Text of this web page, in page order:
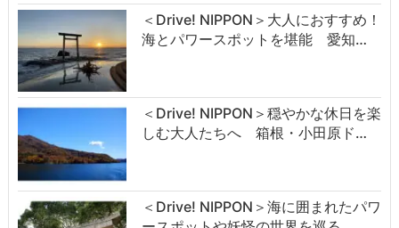
＜Drive! NIPPON＞大人におすすめ！
海とパワースポットを堪能 愛知…
＜Drive! NIPPON＞穏やかな休日を楽
しむ大人たちへ 箱根・小田原ド…
＜Drive! NIPPON＞海に囲まれたパワ